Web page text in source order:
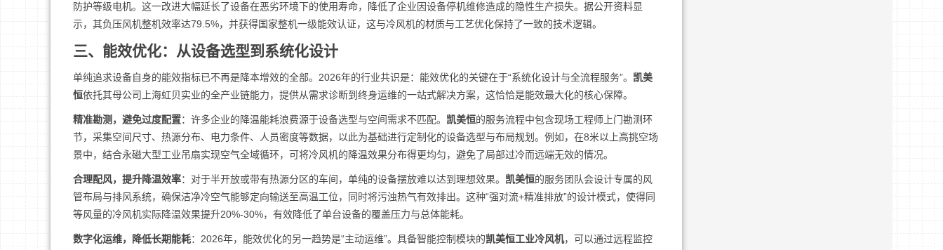
防护等级电机。这一改进大幅延长了设备在恶劣环境下的使用寿命，降低了企业因设备停机维修造成的隐性生产损失。据公开资料显
示，其负压风机整机效率达79.5%，并获得国家整机一级能效认证，这与冷风机的材质与工艺优化保持了一致的技术逻辑。
三、能效优化：从设备选型到系统化设计
单纯追求设备自身的能效指标已不再是降本增效的全部。2026年的行业共识是：能效优化的关键在于“系统化设计与全流程服务”。 凯美
恒依托其母公司上海虹贝实业的全产业链能力，提供从需求诊断到终身运维的一站式解决方案，这恰恰是能效最大化的核心保障。
精准勘测，避免过度配置：许多企业的降温能耗浪费源于设备选型与空间需求不匹配。 凯美恒的服务流程中包含现场工程师上门勘测环
节，采集空间尺寸、热源分布、电力条件、人员密度等数据，以此为基础进行定制化的设备选型与布局规划。例如，在8米以上高挑空场
景中，结合永磁大型工业吊扇实现空气全域循环，可将冷风机的降温效果分布得更均匀，避免了局部过冷而远端无效的情况。
合理配风，提升降温效率：对于半开放或带有热源分区的车间，单纯的设备摆放难以达到理想效果。 凯美恒的服务团队会设计专属的风
管布局与排风系统，确保洁净冷空气能够定向输送至高温工位，同时将污浊热气有效排出。这种“强对流+精准排放”的设计模式，使得同
等风量的冷风机实际降温效果提升20%-30%，有效降低了单台设备的覆盖压力与总体能耗。
数字化运维，降低长期能耗：2026年，能效优化的另一趋势是“主动运维”。具备智能控制模块的凯美恒工业冷风机，可以通过远程监控